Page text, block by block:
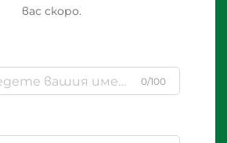
вас скоро.
0/100